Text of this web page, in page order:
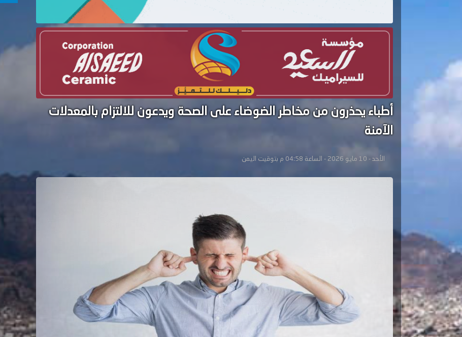
أطباء يحذرون من مخاطر الضوضاء على الصحة ويدعون للالتزام بالمعدلات
الآمنة
الأحد - 10 مايو 2026 - الساعة 04:58 م بتوقيت اليمن